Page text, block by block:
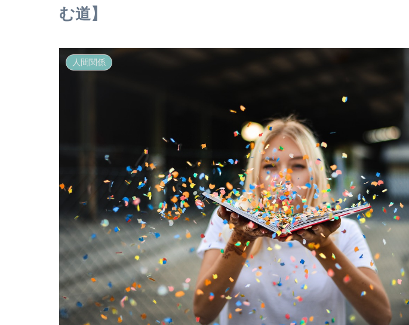
む道】
人間関係